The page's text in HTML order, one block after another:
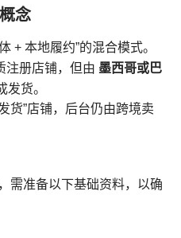
念
+ 本地履约”的混合模式。
注册店铺，但由 墨西哥或巴
发货。
货”店铺，后台仍由跨境卖
需准备以下基础资料，以确